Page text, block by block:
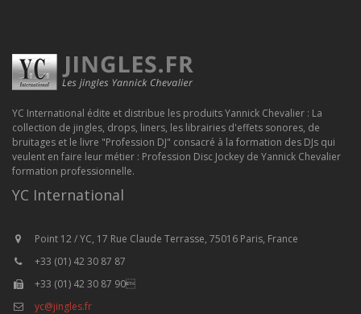
YC International édite et distribue les produits Yannick Chevalier : La
collection de jingles, drops, liners, les librairies d'effets sonores, de
bruitages et le livre "Profession DJ" consacré à la formation des DJs qui
veulent en faire leur métier : Profession Disc Jockey de Yannick Chevalier
formation professionnelle.
YC International
Point 12 / YC, 17 Rue Claude Terrasse, 75016 Paris, France
+33 (01) 42 30 87 87
+33 (01) 42 30 87 90
yc@jingles.fr